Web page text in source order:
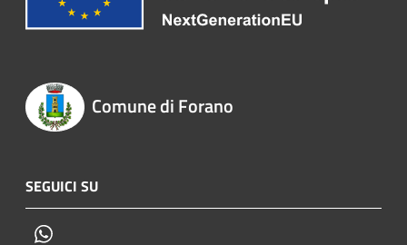
Comune di Forano
SEGUICI SU